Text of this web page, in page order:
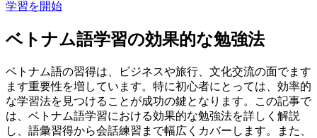
学習を開始
ベトナム語学習の効果的な勉強法
ベトナム語の習得は、ビジネスや旅行、文化交流の面でます
ます重要性を増しています。特に初心者にとっては、効率的
な学習法を見つけることが成功の鍵となります。この記事で
は、ベトナム語学習における効果的な勉強法を詳しく解説
し、語彙習得から会話練習まで幅広くカバーします。また、